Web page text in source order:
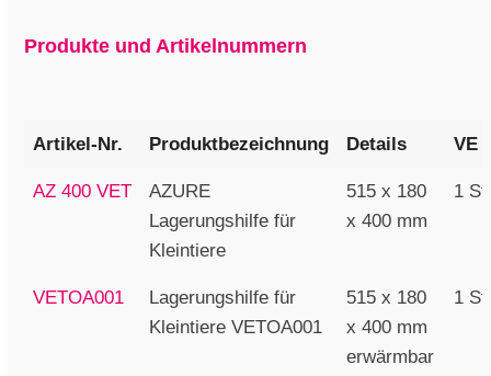
Produkte und Artikelnummern
Artikel-Nr. Produktbezeichnung Details VE
AZ 400 VET
AZURE
Lagerungshilfe für
Kleintiere
515 x 180
x 400 mm
1
VETOA001
Lagerungshilfe für
Kleintiere VETOA001
515 x 180
x 400 mm
erwärmbar
1